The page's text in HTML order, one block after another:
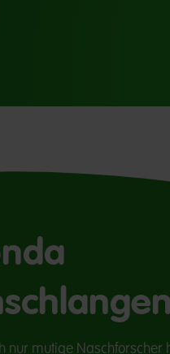
nur mutige Naschforscher